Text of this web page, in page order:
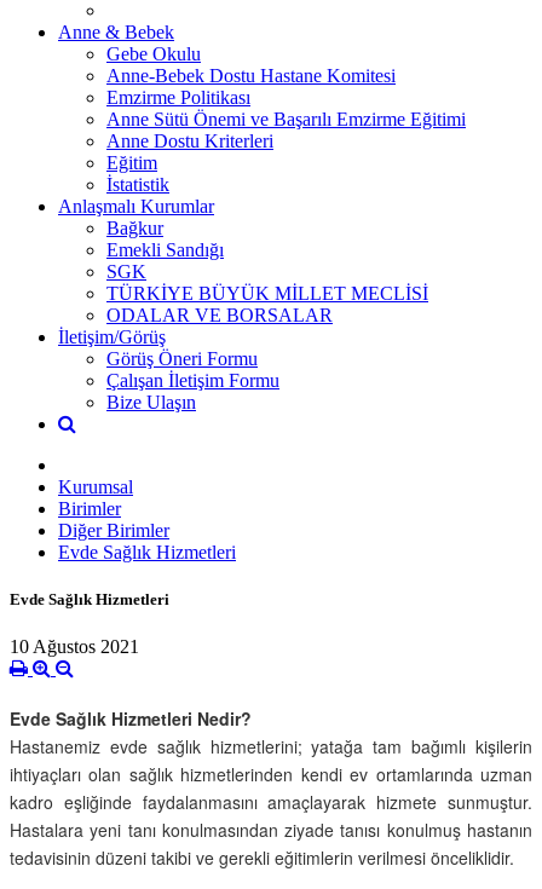
Anne & Bebek
Gebe Okulu
Anne-Bebek Dostu Hastane Komitesi
Emzirme Politikası
Anne Sütü Önemi ve Başarılı Emzirme Eğitimi
Anne Dostu Kriterleri
Eğitim
İstatistik
Anlaşmalı Kurumlar
Bağkur
Emekli Sandığı
SGK
TÜRKİYE BÜYÜK MİLLET MECLİSİ
ODALAR VE BORSALAR
İletişim/Görüş
Görüş Öneri Formu
Çalışan İletişim Formu
Bize Ulaşın
Kurumsal
Birimler
Diğer Birimler
Evde Sağlık Hizmetleri
Evde Sağlık Hizmetleri
10 Ağustos 2021
Evde Sağlık Hizmetleri Nedir?
Hastanemiz evde sağlık hizmetlerini; yatağa tam bağımlı kişilerin
ihtiyaçları olan sağlık hizmetlerinden kendi ev ortamlarında uzman
kadro eşliğinde faydalanmasını amaçlayarak hizmete sunmuştur.
Hastalara yeni tanı konulmasından ziyade tanısı konulmuş hastanın
tedavisinin düzeni takibi ve gerekli eğitimlerin verilmesi önceliklidir.